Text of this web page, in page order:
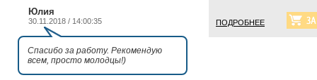
Юлия
30.11.2018 / 14:00:35
Спасибо за работу. Рекомендую
всем, просто молодцы!)
ПОДРОБНЕЕ